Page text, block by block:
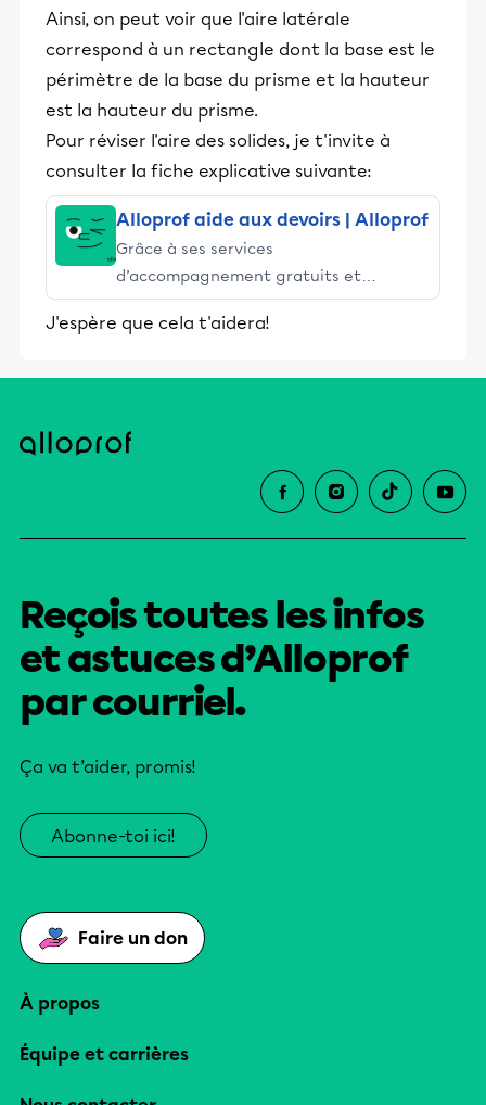
Ainsi, on peut voir que l'aire latérale
correspond à un rectangle dont la base est le
périmètre de la base du prisme et la hauteur
est la hauteur du prisme.
Pour réviser l'aire des solides, je t'invite à
consulter la fiche explicative suivante:
Alloprof aide aux devoirs | Alloprof
Grâce à ses services
d’accompagnement gratuits et
stimulants, Alloprof engage les élèves
et leurs parents dans la réussite
J'espère que cela t'aidera!
Reçois toutes les infos
et astuces d’Alloprof
par courriel.
Ça va t’aider, promis!
Abonne-toi ici!
Faire un don
À propos
Équipe et carrières